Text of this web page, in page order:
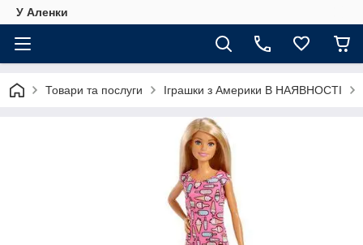
У Аленки
Товари та послуги Іграшки з Америки В НАЯВНОСТІ